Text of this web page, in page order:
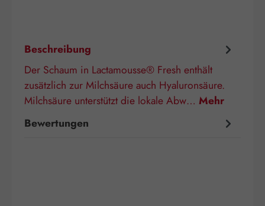
Beschreibung
Der Schaum in Lactamousse® Fresh enthält
zusätzlich zur Milchsäure auch Hyaluronsäure.
Milchsäure unterstützt die lokale Abw… Mehr
Bewertungen